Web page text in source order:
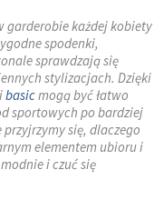
garderobie każdej kobiety
spodenki,
sprawdzają się
stylizacjach. Dzięki
basicmogą być łatwo
sportowych po bardziej
się, dlaczego
elementem ubioru i
i czuć się